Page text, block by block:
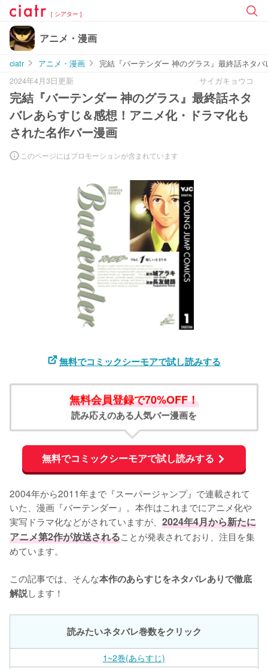
[ シアター ]
アニメ・漫画
ciatr アニメ・漫画
完結『バーテンダー 神のグラス』最終話ネタ
2024年4月3日更新
サイガキョウコ
完結『バーテンダー 神のグラス』最終話ネタ
バレあらすじ＆感想！アニメ化・ドラマ化も
された名作バー漫画
このページにはプロモーションが含まれています
無料でコミックシーモアで試し読みする
無料会員登録で70%OFF！
読み応えのある人気バー漫画を
無料でコミックシーモアで試し読みする
2004年から2011年まで『スーパージャンプ』で連載されて
いた、漫画『バーテンダー』。本作はこれまでにアニメ化や
実写ドラマ化などがされていますが、 2024年4月から新たに
アニメ第2作が放送されることが発表されており、注目を集
めています。
この記事では、そんな本作のあらすじをネタバレありで徹底
解説します！
読みたいネタバレ巻数をクリック
1~2巻(あらすじ)